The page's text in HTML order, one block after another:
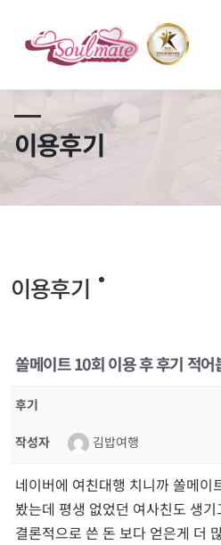
이용후기
이용후기
쏠메이트 10회 이용 후 후기 적어
후기
작성자 김밥여행
네이버에 여친대행 치니까 쏠메이
봤는데 평생 없었던 여사친도 생
결론적으로 쓴 돈 보다 얻은게 더
쏠메이트×토모토모 프로모션 영상 full